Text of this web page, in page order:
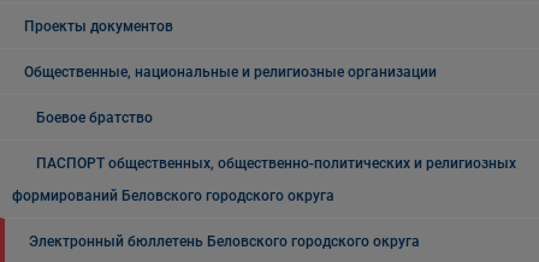
Проекты документов
Общественные, национальные и религиозные организации
Боевое братство
ПАСПОРТ общественных, общественно-политических и религиозных
формирований Беловского городского округа
Электронный бюллетень Беловского городского округа